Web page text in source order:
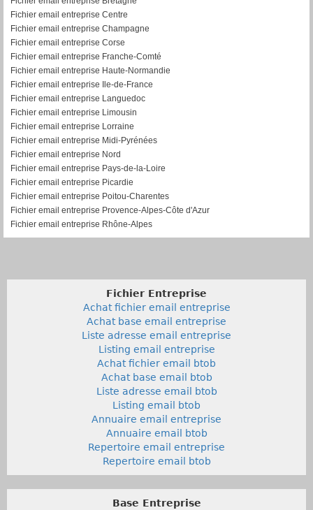
Fichier email entreprise Centre
Fichier email entreprise Champagne
Fichier email entreprise Corse
Fichier email entreprise Franche-Comté
Fichier email entreprise Haute-Normandie
Fichier email entreprise Ile-de-France
Fichier email entreprise Languedoc
Fichier email entreprise Limousin
Fichier email entreprise Lorraine
Fichier email entreprise Midi-Pyrénées
Fichier email entreprise Nord
Fichier email entreprise Pays-de-la-Loire
Fichier email entreprise Picardie
Fichier email entreprise Poitou-Charentes
Fichier email entreprise Provence-Alpes-Côte d'Azur
Fichier email entreprise Rhône-Alpes
Fichier Entreprise
Achat fichier email entreprise
Achat base email entreprise
Liste adresse email entreprise
Listing email entreprise
Achat fichier email btob
Achat base email btob
Liste adresse email btob
Listing email btob
Annuaire email entreprise
Annuaire email btob
Repertoire email entreprise
Repertoire email btob
Base Entreprise